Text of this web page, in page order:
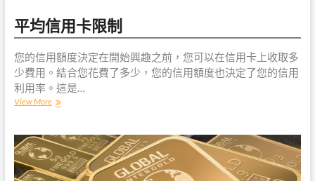
平均信用卡限制
您的信用額度決定在開始興趣之前，您可以在信用卡上收取多
少費用。結合您花費了多少，您的信用額度也決定了您的信用
利用率。這是…
View More平
用
卡
限
制